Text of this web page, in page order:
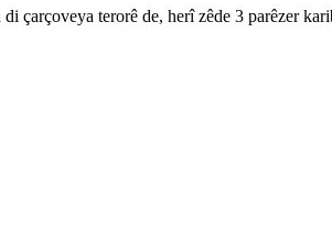
çarçoveya terorê de, herî zêde 3 parêzer